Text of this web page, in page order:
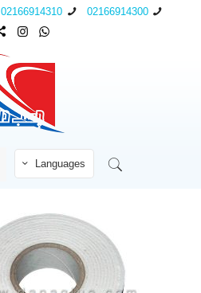
02166914300
02166914310
Languages